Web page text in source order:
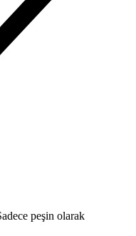
peşin olarak